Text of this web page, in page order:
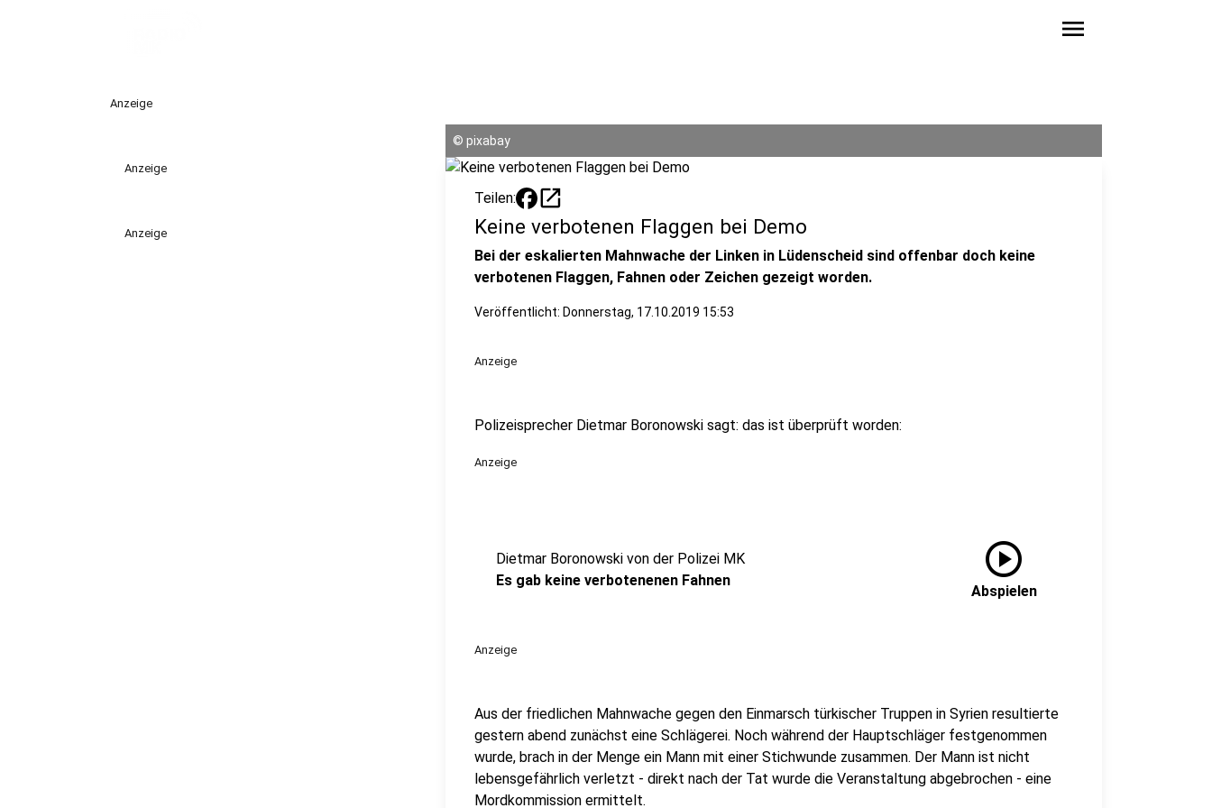
menu
Anzeige
Anzeige
Anzeige
© pixabay
Teilen: open_in_new
Keine verbotenen Flaggen bei Demo
Bei der eskalierten Mahnwache der Linken in Lüdenscheid sind offenbar doch keine
verbotenen Flaggen, Fahnen oder Zeichen gezeigt worden.
Veröffentlicht: Donnerstag, 17.10.2019 15:53
Anzeige
Polizeisprecher Dietmar Boronowski sagt: das ist überprüft worden:
Anzeige
Dietmar Boronowski von der Polizei MK
Es gab keine verbotenenen Fahnen
play_circle
Abspielen
Anzeige
Aus der friedlichen Mahnwache gegen den Einmarsch türkischer Truppen in Syrien resultierte
gestern abend zunächst eine Schlägerei. Noch während der Hauptschläger festgenommen
wurde, brach in der Menge ein Mann mit einer Stichwunde zusammen. Der Mann ist nicht
lebensgefährlich verletzt - direkt nach der Tat wurde die Veranstaltung abgebrochen - eine
Mordkommission ermittelt.